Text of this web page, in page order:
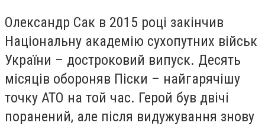
Олександр Сак в 2015 році закінчив
Національну академію сухопутних військ
України – достроковий випуск. Десять
місяців обороняв Піски – найгарячішу
точку АТО на той час. Герой був двічі
поранений, але після видужування знову